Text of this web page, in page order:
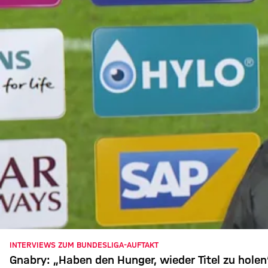
INTERVIEWS ZUM BUNDESLIGA-AUFTAKT
Gnabry: „Haben den Hunger, wieder Titel zu